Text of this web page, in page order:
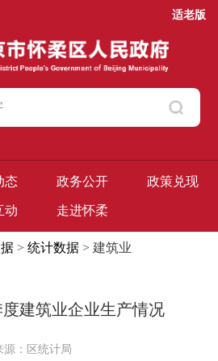
适老版
态 政务公开 政策兑现
动 走进怀柔
> 统计数据 > 建筑业
度建筑业企业生产情况
源：区统计局